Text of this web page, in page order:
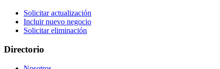
Solicitar actualización
Incluir nuevo negocio
Solicitar eliminación
Directorio